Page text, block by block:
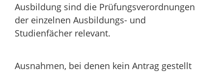
Ausbildung sind die Prüfungsverordnungen
der einzelnen Ausbildungs- und
Studienfächer relevant.
Ausnahmen, bei denen kein Antrag gestellt